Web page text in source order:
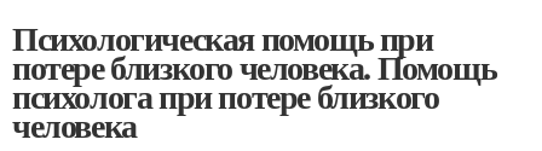
Психологическая помощь при
потере близкого человека. Помощь
психолога при потере близкого
человека